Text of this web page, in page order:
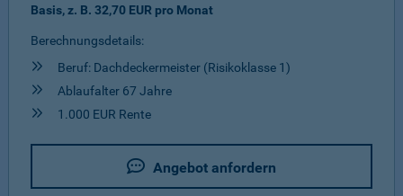
Basis, z. B. 32,70 EUR pro Monat
Berechnungsdetails:
Beruf: Dachdeckermeister (Risikoklasse 1)
Ablaufalter 67 Jahre
1.000 EUR Rente
Angebot anfordern